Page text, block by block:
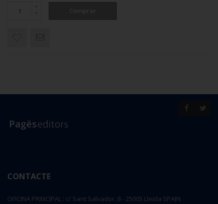
CONTACTE
OFICINA PRINCIPAL : c/ Sant Salvador, 8 - 25005 Lleida SPAIN